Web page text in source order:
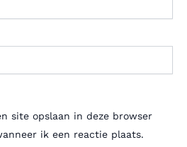
site opslaan in deze browser
ik een reactie plaats.